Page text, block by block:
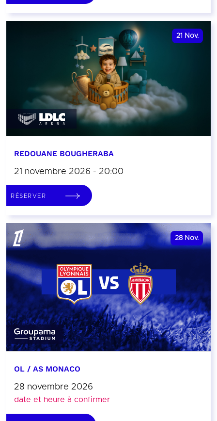
21 Nov.
REDOUANE BOUGHERABA
21 novembre 2026 - 20:00
RÉSERVER
28 Nov.
OL / AS MONACO
28 novembre 2026
date et heure à confirmer